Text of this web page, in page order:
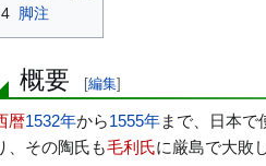
ン
4 脚注
概要 [編集]
暦1532年から1555年まで、日本で
、その陶氏も毛利氏に厳島で大敗